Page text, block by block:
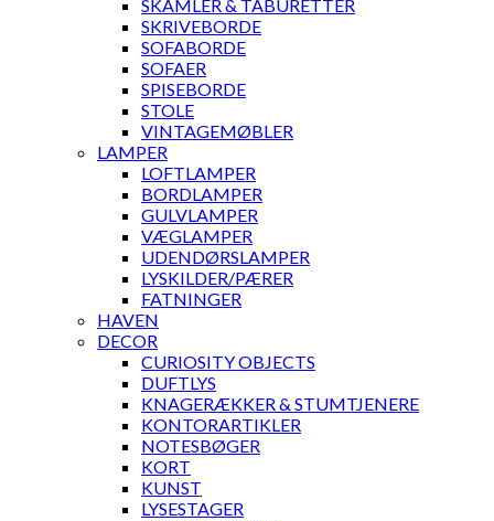
SKAMLER & TABURETTER
SKRIVEBORDE
SOFABORDE
SOFAER
SPISEBORDE
STOLE
VINTAGEMØBLER
LAMPER
LOFTLAMPER
BORDLAMPER
GULVLAMPER
VÆGLAMPER
UDENDØRSLAMPER
LYSKILDER/PÆRER
FATNINGER
HAVEN
DECOR
CURIOSITY OBJECTS
DUFTLYS
KNAGERÆKKER & STUMTJENERE
KONTORARTIKLER
NOTESBØGER
KORT
KUNST
LYSESTAGER